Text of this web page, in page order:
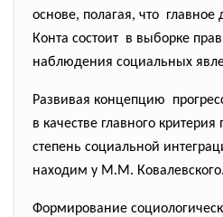
основе, полагая, что
Конта состоит в выборке
наблюдения социальных
Развивая концепцию
в качестве главного
степень социальной
находим у М.М. Ковалевского.
Формирование